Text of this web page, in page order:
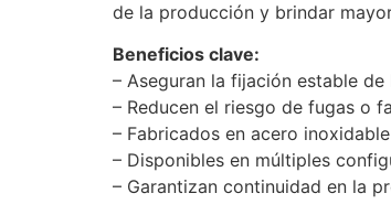
de la producción y brindar
Beneficios clave:
– Aseguran la fijación estable
– Reducen el riesgo de fugas o
– Fabricados en acero
– Disponibles en múltiples
– Garantizan continuidad en la